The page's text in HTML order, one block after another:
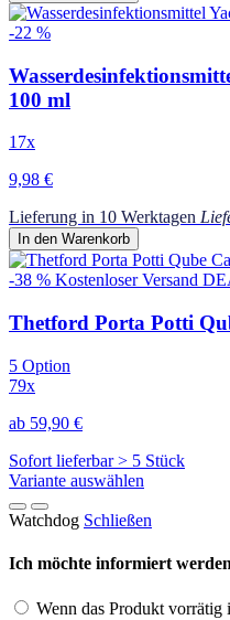
-22 %
100 ml
17x
9,98 €
Lieferung in 10 Werktagen
In den Warenkorb
-38 % Kostenloser Versand
Thetford Porta Potti
5 Option
79x
ab 59,90 €
Sofort lieferbar > 5 Stück
Variante auswählen
Watchdog Schließen
Ich möchte informiert werden
Wenn das Produkt vorrätig